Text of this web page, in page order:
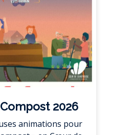
2026
animations pour